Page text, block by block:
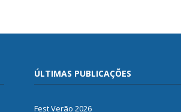
ÚLTIMAS PUBLICAÇÕES
Fest Verão 2026